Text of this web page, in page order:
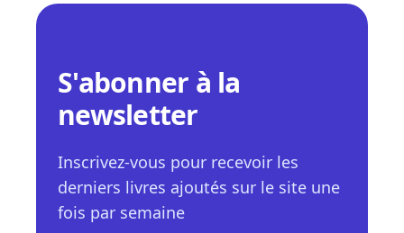
S'abonner à la
newsletter
Inscrivez-vous pour recevoir les
derniers livres ajoutés sur le site une
fois par semaine